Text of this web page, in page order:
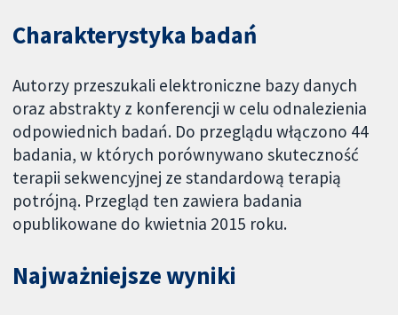
Charakterystyka badań
Autorzy przeszukali elektroniczne bazy danych
oraz abstrakty z konferencji w celu odnalezienia
odpowiednich badań. Do przeglądu włączono 44
badania, w których porównywano skuteczność
terapii sekwencyjnej ze standardową terapią
potrójną. Przegląd ten zawiera badania
opublikowane do kwietnia 2015 roku.
Najważniejsze wyniki